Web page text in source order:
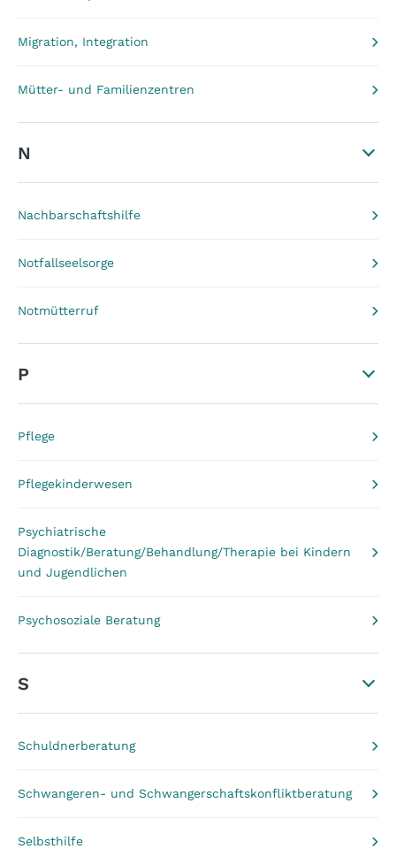
Migration, Integration
Mütter- und Familienzentren
N
Nachbarschaftshilfe
Notfallseelsorge
Notmütterruf
P
Pflege
Pflegekinderwesen
Psychiatrische
Diagnostik/Beratung/Behandlung/Therapie bei Kindern
und Jugendlichen
Psychosoziale Beratung
S
Schuldnerberatung
Schwangeren- und Schwangerschaftskonfliktberatung
Selbsthilfe